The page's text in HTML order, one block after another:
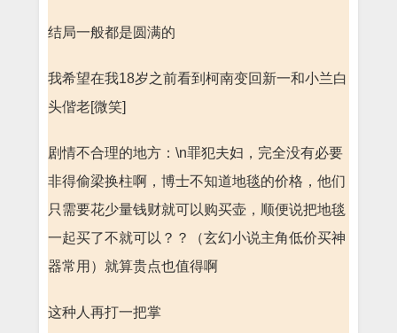
结局一般都是圆满的
我希望在我18岁之前看到柯南变回新一和小兰白
头偕老[微笑]
剧情不合理的地方：\n罪犯夫妇，完全没有必要
非得偷梁换柱啊，博士不知道地毯的价格，他们
只需要花少量钱财就可以购买壶，顺便说把地毯
一起买了不就可以？？（玄幻小说主角低价买神
器常用）就算贵点也值得啊
这种人再打一把掌